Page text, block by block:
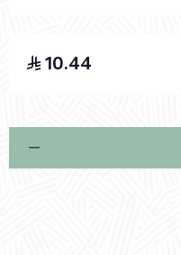
10.44